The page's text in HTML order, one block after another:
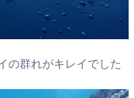
の群れがキレイでした